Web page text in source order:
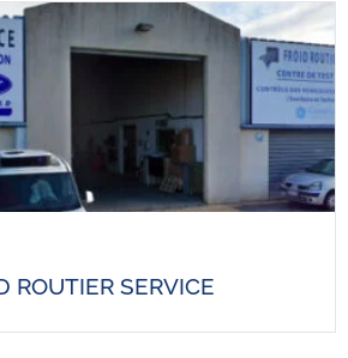
ROUTIER SERVICE